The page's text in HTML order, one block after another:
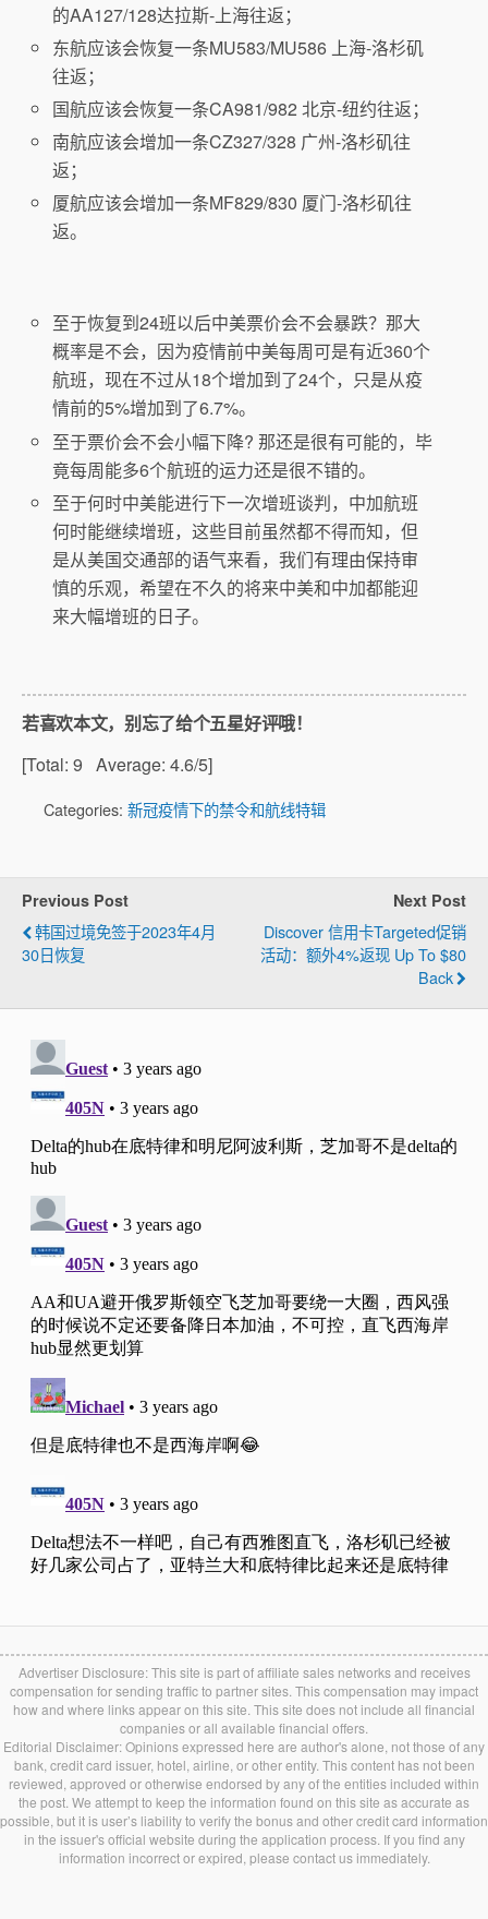
的AA127/128达拉斯-上海往返；
东航应该会恢复一条MU583/MU586 上海-洛杉矶
往返；
国航应该会恢复一条CA981/982 北京-纽约往返；
南航应该会增加一条CZ327/328 广州-洛杉矶往
返；
厦航应该会增加一条MF829/830 厦门-洛杉矶往
返。
至于恢复到24班以后中美票价会不会暴跌？那大
概率是不会，因为疫情前中美每周可是有近360个
航班，现在不过从18个增加到了24个，只是从疫
情前的5%增加到了6.7%。
至于票价会不会小幅下降? 那还是很有可能的，毕
竟每周能多6个航班的运力还是很不错的。
至于何时中美能进行下一次增班谈判，中加航班
何时能继续增班，这些目前虽然都不得而知，但
是从美国交通部的语气来看，我们有理由保持审
慎的乐观，希望在不久的将来中美和中加都能迎
来大幅增班的日子。
若喜欢本文，别忘了给个五星好评哦！
[Total: 9 Average: 4.6/5]
Categories: 新冠疫情下的禁令和航线特辑
Previous Post
韩国过境免签于2023年4月
30日恢复
Next Post
Discover 信用卡Targeted促销
活动：额外4%返现 Up To $80
Back
Advertiser Disclosure: This site is part of affiliate sales networks and receives
compensation for sending traffic to partner sites. This compensation may impact
how and where links appear on this site. This site does not include all financial
companies or all available financial offers.
Editorial Disclaimer: Opinions expressed here are author's alone, not those of any
bank, credit card issuer, hotel, airline, or other entity. This content has not been
reviewed, approved or otherwise endorsed by any of the entities included within
the post. We attempt to keep the information found on this site as accurate as
possible, but it is user’s liability to verify the bonus and other credit card information
in the issuer's official website during the application process. If you find any
information incorrect or expired, please contact us immediately.